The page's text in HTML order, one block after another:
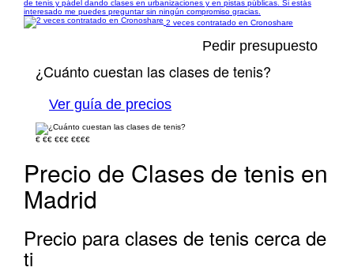
de tenis y pádel dando clases en urbanizaciones y en pistas públicas. Si estás
interesado me puedes preguntar sin ningún compromiso gracias.
2 veces contratado en Cronoshare
Pedir presupuesto
¿Cuánto cuestan las clases de tenis?
Ver guía de precios
€ €€ €€€ €€€€
Precio de Clases de tenis en
Madrid
Precio para clases de tenis cerca de
ti